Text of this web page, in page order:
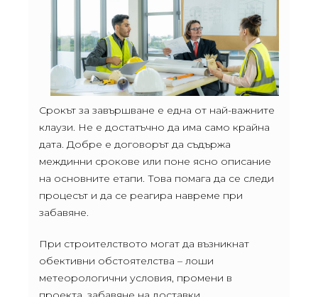
Срокът за завършване е една от най-важните
клаузи. Не е достатъчно да има само крайна
дата. Добре е договорът да съдържа
междинни срокове или поне ясно описание
на основните етапи. Това помага да се следи
процесът и да се реагира навреме при
забавяне.
При строителството могат да възникнат
обективни обстоятелства – лоши
метеорологични условия, промени в